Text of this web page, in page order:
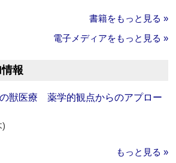
書籍をもっと見る »
電子メディアをもっと見る »
報
の獣医療 薬学的観点からのアプロー
)
もっと見る »